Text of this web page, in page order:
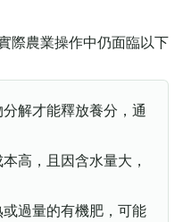
際農業操作中仍面臨以下
解才能釋放養分，通
高，且因含水量大，
過量的有機肥，可能